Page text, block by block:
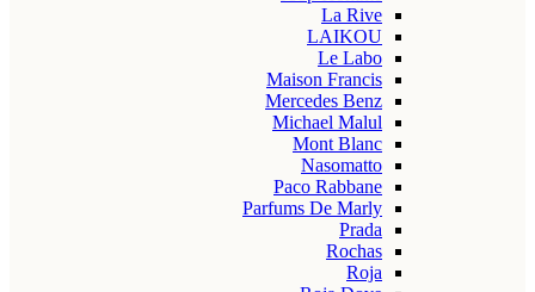
La Rive
LAIKOU
Le Labo
Maison Francis
Mercedes Benz
Michael Malul
Mont Blanc
Nasomatto
Paco Rabbane
Parfums De Marly
Prada
Rochas
Roja